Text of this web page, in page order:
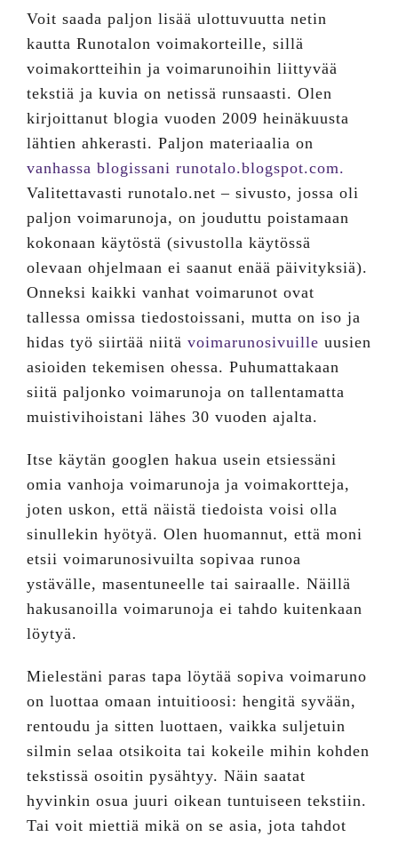
Voit saada paljon lisää ulottuvuutta netin
kautta Runotalon voimakorteille, sillä
voimakortteihin ja voimarunoihin liittyvää
tekstiä ja kuvia on netissä runsaasti. Olen
kirjoittanut blogia vuoden 2009 heinäkuusta
lähtien ahkerasti. Paljon materiaalia on
vanhassa blogissani runotalo.blogspot.com.
Valitettavasti runotalo.net – sivusto, jossa oli
paljon voimarunoja, on jouduttu poistamaan
kokonaan käytöstä (sivustolla käytössä
olevaan ohjelmaan ei saanut enää päivityksiä).
Onneksi kaikki vanhat voimarunot ovat
tallessa omissa tiedostoissani, mutta on iso ja
hidas työ siirtää niitä voimarunosivuille uusien
asioiden tekemisen ohessa. Puhumattakaan
siitä paljonko voimarunoja on tallentamatta
muistivihoistani lähes 30 vuoden ajalta.
Itse käytän googlen hakua usein etsiessäni
omia vanhoja voimarunoja ja voimakortteja,
joten uskon, että näistä tiedoista voisi olla
sinullekin hyötyä. Olen huomannut, että moni
etsii voimarunosivuilta sopivaa runoa
ystävälle, masentuneelle tai sairaalle. Näillä
hakusanoilla voimarunoja ei tahdo kuitenkaan
löytyä.
Mielestäni paras tapa löytää sopiva voimaruno
on luottaa omaan intuitioosi: hengitä syvään,
rentoudu ja sitten luottaen, vaikka suljetuin
silmin selaa otsikoita tai kokeile mihin kohden
tekstissä osoitin pysähtyy. Näin saatat
hyvinkin osua juuri oikean tuntuiseen tekstiin.
Tai voit miettiä mikä on se asia, jota tahdot